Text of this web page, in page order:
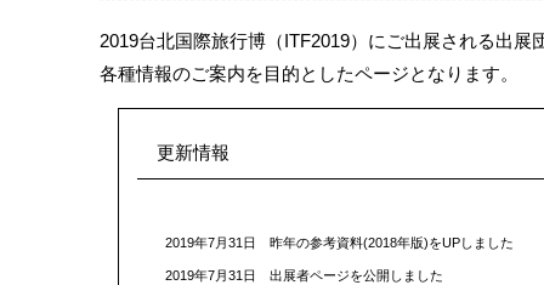
2019台北国際旅行博（ITF2019）にご出展される出展
各種情報のご案内を目的としたページとなります。
更新情報
2019年7月31日 昨年の参考資料(2018年版)をUPしました
2019年7月31日 出展者ページを公開しました